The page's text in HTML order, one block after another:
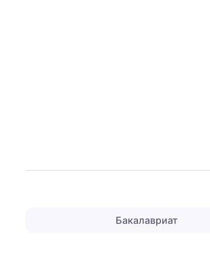
Бакалавриат